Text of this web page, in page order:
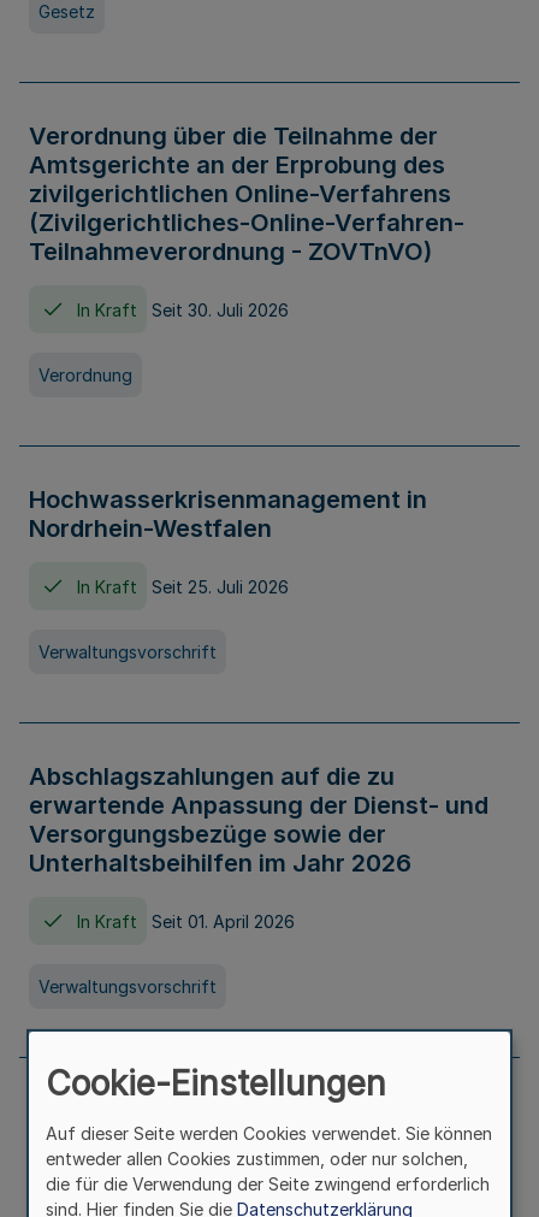
Gesetz
Verordnung über die Teilnahme der
Amtsgerichte an der Erprobung des
zivilgerichtlichen Online-Verfahrens
(Zivilgerichtliches-Online-Verfahren-
Teilnahmeverordnung - ZOVTnVO)
In Kraft Seit 30. Juli 2026
Verordnung
Hochwasserkrisenmanagement in
Nordrhein-Westfalen
In Kraft Seit 25. Juli 2026
Verwaltungsvorschrift
Abschlagszahlungen auf die zu
erwartende Anpassung der Dienst- und
Versorgungsbezüge sowie der
Unterhaltsbeihilfen im Jahr 2026
In Kraft Seit 01. April 2026
Verwaltungsvorschrift
Richtlinie zur Gewährung von
Zuwendungen für Maßnahmen zur
Stärkung der alltagsintegrierten
sprachlichen Bildungsarbeit in
Cookie-Einstellungen
Auf dieser Seite werden Cookies verwendet. Sie können
entweder allen Cookies zustimmen, oder nur solchen,
die für die Verwendung der Seite zwingend erforderlich
sind. Hier finden Sie die Datenschutzerklärung